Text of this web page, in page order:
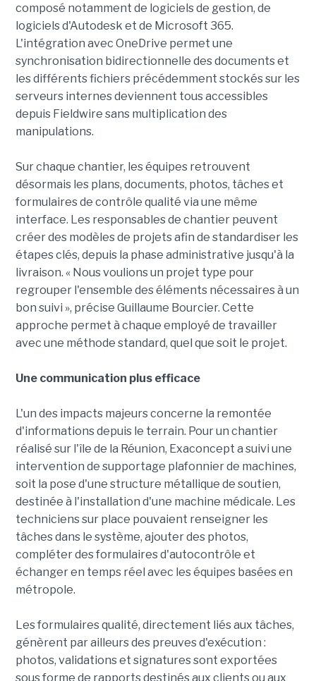
composé notamment de logiciels de gestion, de
logiciels d'Autodesk et de Microsoft 365.
L'intégration avec OneDrive permet une
synchronisation bidirectionnelle des documents et
les différents fichiers précédemment stockés sur les
serveurs internes deviennent tous accessibles
depuis Fieldwire sans multiplication des
manipulations.
Sur chaque chantier, les équipes retrouvent
désormais les plans, documents, photos, tâches et
formulaires de contrôle qualité via une même
interface. Les responsables de chantier peuvent
créer des modèles de projets afin de standardiser les
étapes clés, depuis la phase administrative jusqu'à la
livraison. « Nous voulions un projet type pour
regrouper l'ensemble des éléments nécessaires à un
bon suivi », précise Guillaume Bourcier. Cette
approche permet à chaque employé de travailler
avec une méthode standard, quel que soit le projet.
Une communication plus efficace
L'un des impacts majeurs concerne la remontée
d'informations depuis le terrain. Pour un chantier
réalisé sur l'île de la Réunion, Exaconcept a suivi une
intervention de supportage plafonnier de machines,
soit la pose d'une structure métallique de soutien,
destinée à l'installation d'une machine médicale. Les
techniciens sur place pouvaient renseigner les
tâches dans le système, ajouter des photos,
compléter des formulaires d'autocontrôle et
échanger en temps réel avec les équipes basées en
métropole.
Les formulaires qualité, directement liés aux tâches,
génèrent par ailleurs des preuves d'exécution :
photos, validations et signatures sont exportées
sous forme de rapports destinés aux clients ou aux